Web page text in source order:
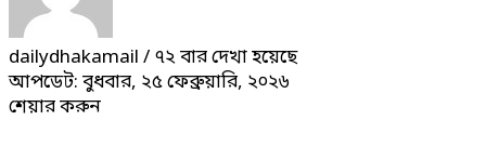
dailydhakamail / ৭২ বার দেখা হয়েছে
আপডেট: বুধবার, ২৫ ফেব্রুয়ারি, ২০২৬
শেয়ার করুন